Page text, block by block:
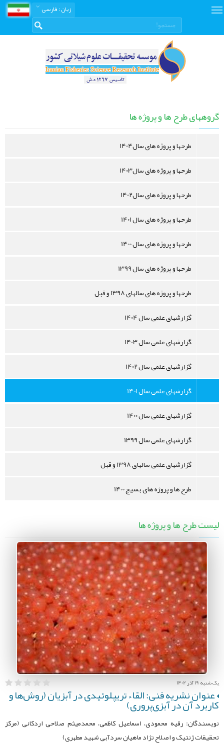
زبان: فارسی
ها
و
گروههای طرح ها و پروژه ها
طرحها و پروژه های سال1404
طرحها و پروژه های سال1403
طرحها و پروژه های سال1402
طرحها و پروژه های سال 1401
طرحها و پروژه های سال 1400
طرحها و پروژه های سال 1399
طرحها و پروژه های سالهای 1398 و قبل
گزارشهای علمی سال 1404
گزارشهای علمی سال 1403
گزارشهای علمی سال 1402
گزارشهای علمی سال 1401
گزارشهای علمی سال 1400
گزارشهای علمی سال 1399
گزارشهای علمی سالهای 1398 و قبل
طرح ها و پروژه های بسیج 1400
لیست طرح ها و پروژه ها
یک شنبه 19 آذر 1402
عنوان نشریه فنی: القاء تریپلوئیدی در آبزیان (روش‌ها و
کاربرد آن در آبزی‌پروری)
نویسندگان: رقیه محمودی، اسماعیل کاظمی، محمدمیثم صلاحی اردکانی (مرکز
تحقیقات ژنتیک و اصلاح نژاد ماهیان سردآبی شهید مطهری)